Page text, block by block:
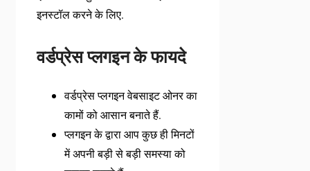
इनस्टॉल करने के लिए.
वर्डप्रेस प्लगइन के फायदे
वर्डप्रेस प्लगइन वेबसाइट ओनर का
कामों को आसान बनाते हैं.
प्लगइन के द्वारा आप कुछ ही मिनटों
में अपनी बड़ी से बड़ी समस्या को